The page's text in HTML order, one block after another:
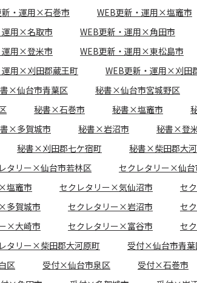
新・運用×石巻市 WEB更新・運用×塩竈市
運用×名取市 WEB更新・運用×角田市
運用×登米市 WEB更新・運用×東松島市
運用×刈田郡蔵王町
WEB更新・運用×刈田
×仙台市青葉区 秘書×仙台市宮城野区
秘書×石巻市 秘書×塩竈市
×多賀城市 秘書×岩沼市 秘書×登
秘書×刈田郡七ケ宿町 秘書×柴田郡大
タリー×仙台市若林区 セクレタリー×仙台
塩竈市 セクレタリー×気仙沼市 セ
多賀城市 セクレタリー×岩沼市
セ
×大崎市 セクレタリー×富谷市
セ
タリー×柴田郡大河原町 受付×仙台市青葉
区 受付×仙台市泉区 受付×石巻市